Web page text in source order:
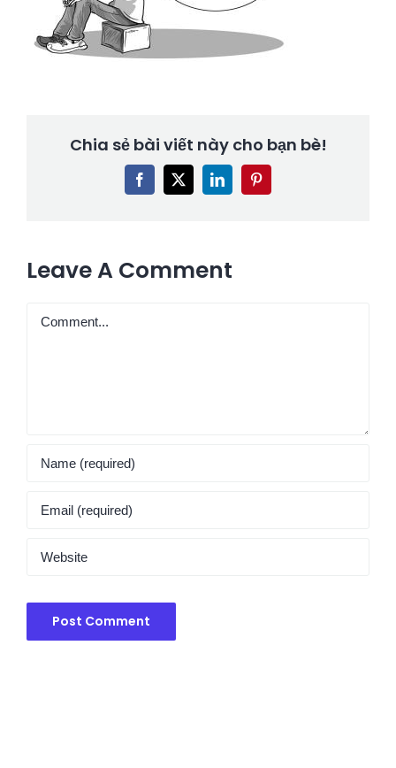
Chia sẻ bài viết này cho bạn bè!
Facebook
X LinkedInPinterest
Leave A Comment
Comment